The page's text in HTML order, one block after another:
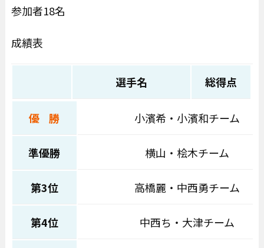
参加者18名
成績表
選手名 総得点
優 勝 小濱希・小濱和チーム
準優勝 横山・桧木チーム
第3位 高橋麗・中西勇チーム
第4位 中西ち・大津チーム